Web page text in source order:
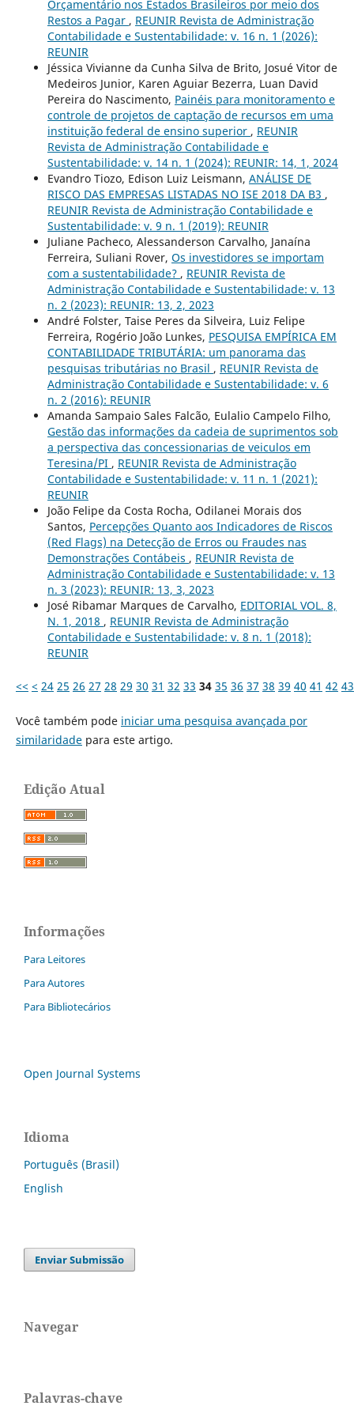
Orçamentário nos Estados Brasileiros por meio dos
Restos a Pagar , REUNIR Revista de Administração
Contabilidade e Sustentabilidade: v. 16 n. 1 (2026):
REUNIR
Jéssica Vivianne da Cunha Silva de Brito, Josué Vitor de
Medeiros Junior, Karen Aguiar Bezerra, Luan David
Pereira do Nascimento, Painéis para monitoramento e
controle de projetos de captação de recursos em uma
instituição federal de ensino superior , REUNIR
Revista de Administração Contabilidade e
Sustentabilidade: v. 14 n. 1 (2024): REUNIR: 14, 1, 2024
Evandro Tiozo, Edison Luiz Leismann, ANÁLISE DE
RISCO DAS EMPRESAS LISTADAS NO ISE 2018 DA B3 ,
REUNIR Revista de Administração Contabilidade e
Sustentabilidade: v. 9 n. 1 (2019): REUNIR
Juliane Pacheco, Alessanderson Carvalho, Janaína
Ferreira, Suliani Rover, Os investidores se importam
com a sustentabilidade? , REUNIR Revista de
Administração Contabilidade e Sustentabilidade: v. 13
n. 2 (2023): REUNIR: 13, 2, 2023
André Folster, Taise Peres da Silveira, Luiz Felipe
Ferreira, Rogério João Lunkes, PESQUISA EMPÍRICA EM
CONTABILIDADE TRIBUTÁRIA: um panorama das
pesquisas tributárias no Brasil , REUNIR Revista de
Administração Contabilidade e Sustentabilidade: v. 6
n. 2 (2016): REUNIR
Amanda Sampaio Sales Falcão, Eulalio Campelo Filho,
Gestão das informações da cadeia de suprimentos sob
a perspectiva das concessionarias de veiculos em
Teresina/PI , REUNIR Revista de Administração
Contabilidade e Sustentabilidade: v. 11 n. 1 (2021):
REUNIR
João Felipe da Costa Rocha, Odilanei Morais dos
Santos, Percepções Quanto aos Indicadores de Riscos
(Red Flags) na Detecção de Erros ou Fraudes nas
Demonstrações Contábeis , REUNIR Revista de
Administração Contabilidade e Sustentabilidade: v. 13
n. 3 (2023): REUNIR: 13, 3, 2023
José Ribamar Marques de Carvalho, EDITORIAL VOL. 8,
N. 1, 2018 , REUNIR Revista de Administração
Contabilidade e Sustentabilidade: v. 8 n. 1 (2018):
REUNIR
<< < 24 25 26 27 28 29 30 31 32 33 34 35 36 37 38 39 40 41 42 43
Você também pode iniciar uma pesquisa avançada por
similaridadepara este artigo.
Edição Atual
Informações
Para Leitores
Para Autores
Para Bibliotecários
Open Journal Systems
Idioma
Português (Brasil)
English
Enviar Submissão
Navegar
Palavras-chave